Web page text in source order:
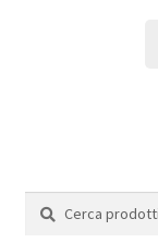
Cerca:
Cerca